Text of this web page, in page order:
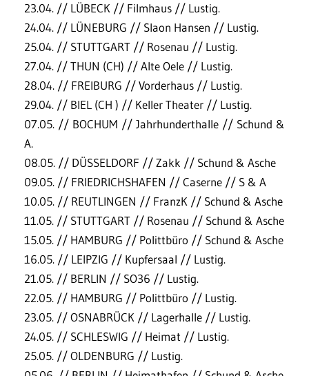
23.04. // LÜBECK // Filmhaus // Lustig.
24.04. // LÜNEBURG // Slaon Hansen // Lustig.
25.04. // STUTTGART // Rosenau // Lustig.
27.04. // THUN (CH) // Alte Oele // Lustig.
28.04. // FREIBURG // Vorderhaus // Lustig.
29.04. // BIEL (CH ) // Keller Theater // Lustig.
07.05. // BOCHUM // Jahrhunderthalle // Schund &
A.
08.05. // DÜSSELDORF // Zakk // Schund & Asche
09.05. // FRIEDRICHSHAFEN // Caserne // S & A
10.05. // REUTLINGEN // FranzK // Schund & Asche
11.05. // STUTTGART // Rosenau // Schund & Asche
15.05. // HAMBURG // Polittbüro // Schund & Asche
16.05. // LEIPZIG // Kupfersaal // Lustig.
21.05. // BERLIN // SO36 // Lustig.
22.05. // HAMBURG // Polittbüro // Lustig.
23.05. // OSNABRÜCK // Lagerhalle // Lustig.
24.05. // SCHLESWIG // Heimat // Lustig.
25.05. // OLDENBURG // Lustig.